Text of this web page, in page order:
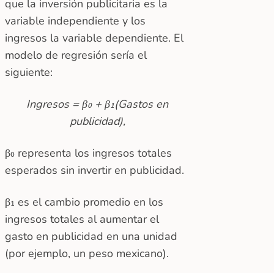
que la inversión publicitaria es la
variable independiente y los
ingresos la variable dependiente. El
modelo de regresión sería el
siguiente:
Ingresos = β₀ + β₁(Gastos en
publicidad),
β₀ representa los ingresos totales
esperados sin invertir en publicidad.
β₁ es el cambio promedio en los
ingresos totales al aumentar el
gasto en publicidad en una unidad
(por ejemplo, un peso mexicano).